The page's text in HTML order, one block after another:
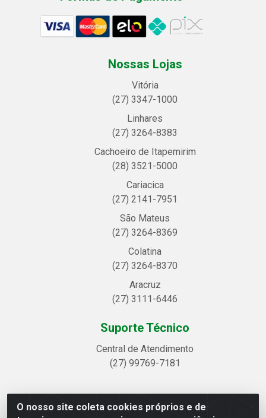
O nosso site coleta cookies próprios e de
Nossas Lojas
Vitória
(27) 3347-1000
Linhares
(27) 3264-8383
Cachoeiro de Itapemirim
(28) 3521-5000
Cariacica
(27) 2141-7951
São Mateus
(27) 3264-8369
Colatina
(27) 3264-8370
Aracruz
(27) 3111-6446
Suporte Técnico
Central de Atendimento
(27) 99769-7181
Linhavix Distribuidora LTDA - Avenida Alegre, 2521 -